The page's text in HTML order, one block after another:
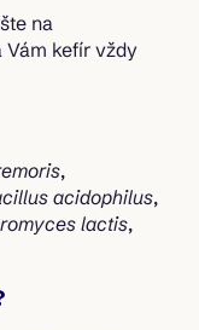
na
Vám kefír vždy
,
acidophilus,
lactis,